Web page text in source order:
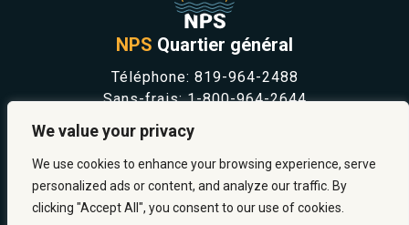
We value your privacy
We use cookies to enhance your browsing experience, serve
personalized ads or content, and analyze our traffic. By
clicking "Accept All", you consent to our use of cookies.
NPS Quartier général
Téléphone: 819-964-2488
Sans-frais:1-800-964-2644
SÉCURITÉ ET PRÉVENTION
CARRIÈRES
À PROPOS
NOUS JOINDRE